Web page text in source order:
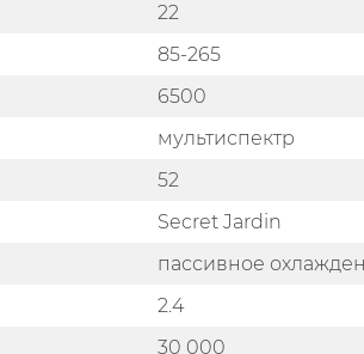
22
85-265
6500
мультиспектр
52
Secret Jardin
пассивное
2.4
30 000